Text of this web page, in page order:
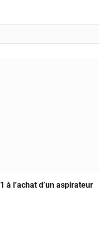
à l’achat d’un aspirateur